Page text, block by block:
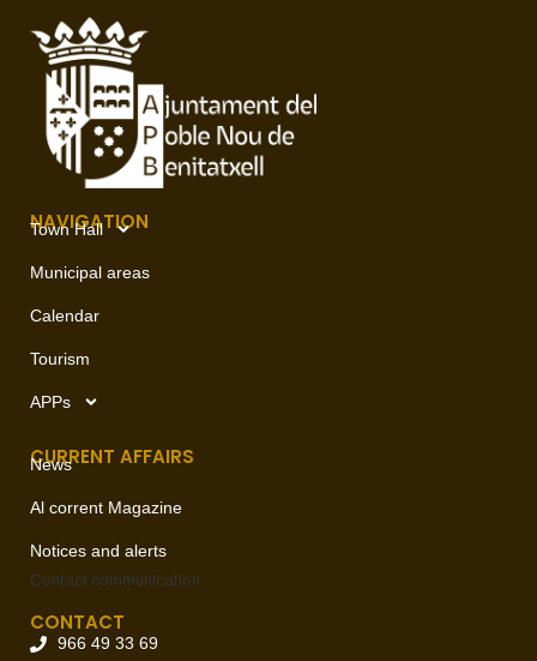
NAVIGATION
Town Hall
Municipal areas
Calendar
Tourism
APPs
CURRENT AFFAIRS
News
Al corrent Magazine
Notices and alerts
Contact communication
CONTACT
966 49 33 69